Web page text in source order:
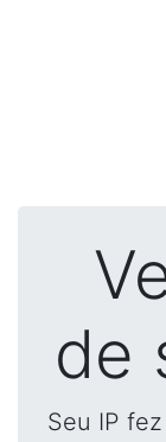
de
Seu IP